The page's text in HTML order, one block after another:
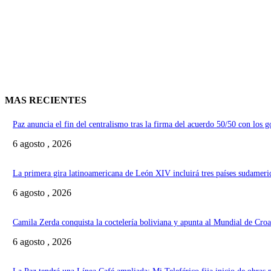
MAS RECIENTES
Paz anuncia el fin del centralismo tras la firma del acuerdo 50/50 con los
6 agosto , 2026
La primera gira latinoamericana de León XIV incluirá tres países
6 agosto , 2026
Camila Zerda conquista la coctelería boliviana y apunta al Mundial de
6 agosto , 2026